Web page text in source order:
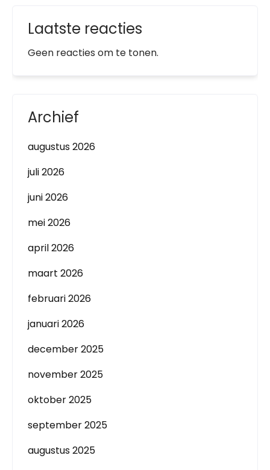
Laatste reacties
Geen reacties om te tonen.
Archief
augustus 2026
juli 2026
juni 2026
mei 2026
april 2026
maart 2026
februari 2026
januari 2026
december 2025
november 2025
oktober 2025
september 2025
augustus 2025